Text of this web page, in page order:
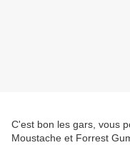
C'est bon les gars, vous
Moustache et Forrest